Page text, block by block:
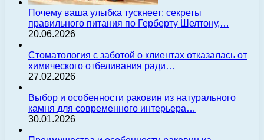
Почему ваша улыбка тускнеет: секреты
правильного питания по Герберту Шелтону,…
20.06.2026
Стоматология с заботой о клиентах отказалась от
химического отбеливания ради…
27.02.2026
Выбор и особенности раковин из натурального
камня для современного интерьера…
30.01.2026